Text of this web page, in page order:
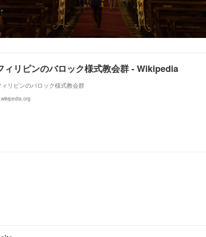
ィリピンのバロック様式教会群 - Wikipedia
ィリピンのバロック様式教会群